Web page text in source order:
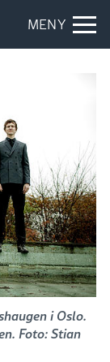
MENY
i Oslo.
Foto: Stian